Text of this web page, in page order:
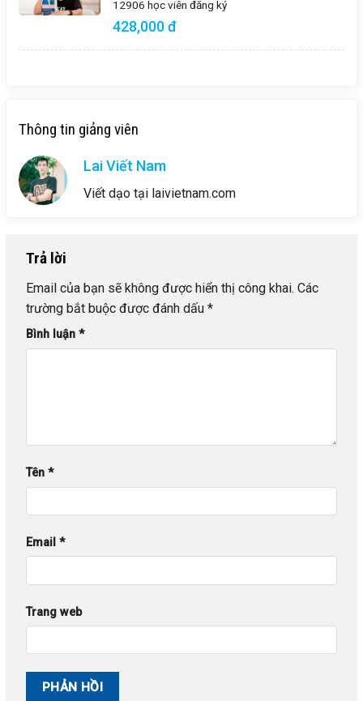
12906 học viên đăng ký
428,000 đ
Thông tin giảng viên
Lai Viết Nam
Viết dạo tại laivietnam.com
Trả lời
Email của bạn sẽ không được hiển thị công khai. Các
trường bắt buộc được đánh dấu *
Bình luận *
Tên *
Email *
Trang web